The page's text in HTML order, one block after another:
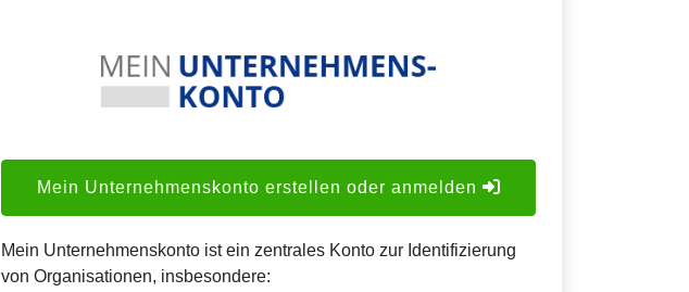
Mein Unternehmenskonto erstellen oder anmelden
Mein Unternehmenskonto ist ein zentrales Konto zur Identifizierung
von Organisationen, insbesondere: